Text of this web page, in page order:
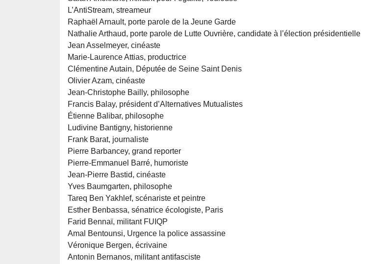
L’AntiStream, streameur
Raphaël Arnault, porte parole de la Jeune Garde
Nathalie Arthaud, porte parole de Lutte Ouvrière, candidate à l’élection présidentielle
Jean Asselmeyer, cinéaste
Marie-Laurence Attias, productrice
Clémentine Autain, Députée de Seine Saint Denis
Olivier Azam, cinéaste
Jean-Christophe Bailly, philosophe
Francis Balay, président d’Alternatives Mutualistes
Étienne Balibar, philosophe
Ludivine Bantigny, historienne
Frank Barat, journaliste
Pierre Barbancey, grand reporter
Pierre-Emmanuel Barré, humoriste
Jean-Pierre Bastid, cinéaste
Yves Baumgarten, philosophe
Tareq Ben Yakhlef, scénariste et peintre
Esther Benbassa, sénatrice écologiste, Paris
Farid Bennaï, militant FUIQP
Amal Bentounsi, Urgence la police assassine
Véronique Bergen, écrivaine
Antonin Bernanos, militant antifasciste